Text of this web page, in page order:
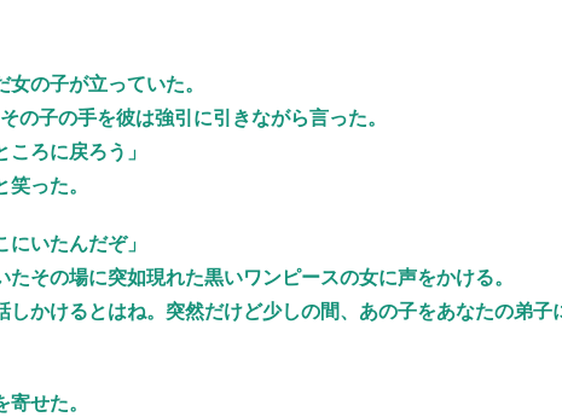
の子が立っていた。
の子の手を彼は強引に引きながら言った。
ろに戻ろう」
った。
いたんだぞ」
その場に突如現れた黒いワンピースの女に声をかける。
しかけるとはね。突然だけど少しの間、あの子をあなたの弟
せた。